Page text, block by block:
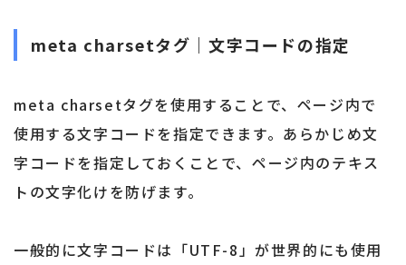
meta charsetタグ｜文字コードの指定
meta charsetタグを使用することで、ページ内で
使用する文字コードを指定できます。あらかじめ文
字コードを指定しておくことで、ページ内のテキス
トの文字化けを防げます。
一般的に文字コードは「UTF-8」が世界的にも使用